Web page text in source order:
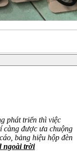
phát triển thì việc
càng được ưa chuộng
bảng hiệu hộp đèn
ngoài trời